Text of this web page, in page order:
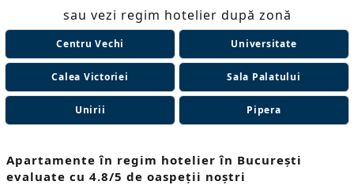
sau vezi regim hotelier după zonă
Centru Vechi Universitate
Calea Victoriei Sala Palatului
Unirii Pipera
Apartamente în regim hotelier în București
evaluate cu 4.8/5 de oaspeții noștri